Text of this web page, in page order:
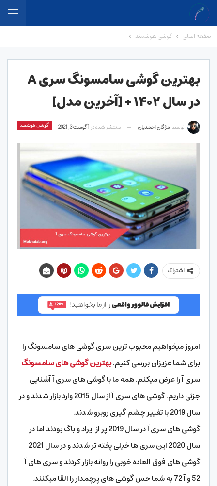
صفحه اصلی گوشی هوشمند
بهترین گوشی سامسونگ سری A
در سال ۱۴۰۲ + [آخرین مدل]
گوشی هوشمند توسط مژگان احمدیان منتشر شده در آگوست 3, 2021
اشتراک
امروز میخواهیم محبوب ترین سری گوشی های سامسونگ را
برای شما عزیزان بررسی کنیم.بهترین گوشی های سامسونگ
سری آ را عرض میکنم. همه ما با گوشی های سری آ آشنایی
جزئی داریم. گوشی های سری آ از سال 2015 وارد بازار شدند و در
سال 2019 با تغییر چشم گیری روبرو شدند.
گوشی های سری آ در سال 2019 پر از ایراد و باگ بودند اما در
سال 2020 این سری ها خیلی پخته تر شدند و در سال 2021
گوشی های فوق العاده خوبی را روانه بازار کردند و سری های آ
52 و آ 72 به شما حس گوشی های پرچمدار را القا میکنند.